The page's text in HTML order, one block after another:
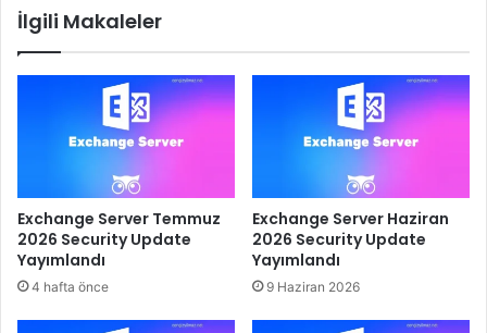
İlgili Makaleler
Exchange Server Temmuz
2026 Security Update
Yayımlandı
4 hafta önce
Exchange Server Haziran
2026 Security Update
Yayımlandı
9 Haziran 2026